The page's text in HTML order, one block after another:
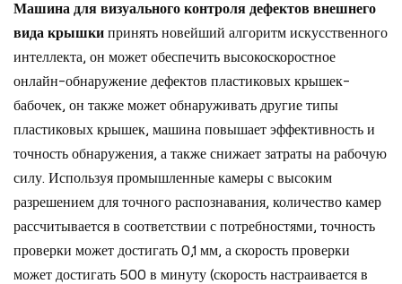
Машина для визуального контроля дефектов внешнего
вида крышки принять новейший алгоритм искусственного
интеллекта, он может обеспечить высокоскоростное
онлайн-обнаружение дефектов пластиковых крышек-
бабочек, он также может обнаруживать другие типы
пластиковых крышек, машина повышает эффективность и
точность обнаружения, а также снижает затраты на рабочую
силу. Используя промышленные камеры с высоким
разрешением для точного распознавания, количество камер
рассчитывается в соответствии с потребностями, точность
проверки может достигать 0,1 мм, а скорость проверки
может достигать 500 в минуту (скорость настраивается в